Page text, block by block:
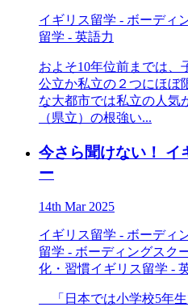
イギリス留学 - ボーディ
留学 - 英語力
およそ10年位前までは、
公立か私立の２つにほぼ
な大都市では私立の人気
（県立）の根強い...
今さら聞けない！ イ
ー
14th Mar 2025
イギリス留学 - ボーディ
留学 - ボーディングスク
化・習慣イギリス留学 -
「日本では小学校5年